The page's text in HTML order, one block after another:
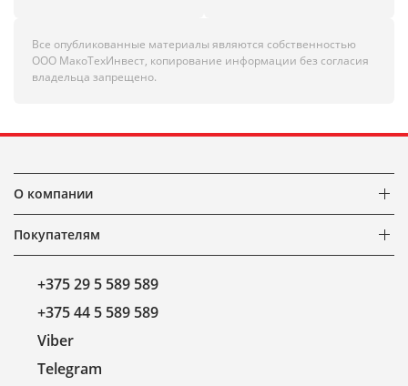
Все опубликованные материалы являются собственностью
ООО МакоТехИнвест, копирование информации без согласия
владельца запрещено.
О компании
Покупателям
+375 29 5 589 589
+375 44 5 589 589
Viber
Telegram